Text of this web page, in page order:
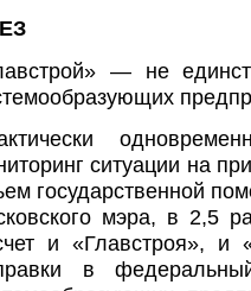
— не
ситуации на
государственной
мэра, в 2,5
и «Главстроя», и
в